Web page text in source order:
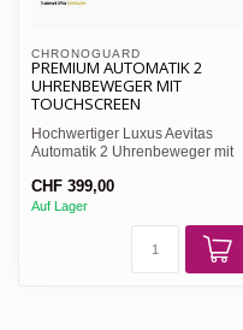
CHRONOGUARD
PREMIUM AUTOMATIK 2
UHRENBEWEGER MIT
TOUCHSCREEN
Hochwertiger Luxus Aevitas
Automatik 2 Uhrenbeweger mit
CHF 399,00
Auf Lager